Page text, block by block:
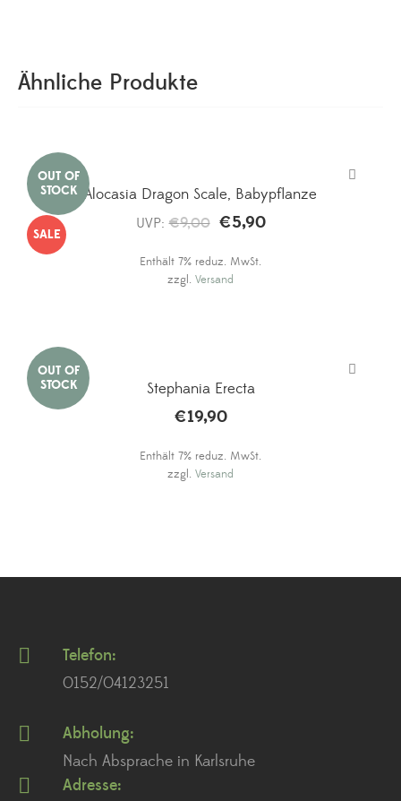
Ähnliche Produkte
SALE
Alocasia Dragon Scale, Babypflanze
UVP: €9,00 Ursprünglicher
war:
€5,90Aktueller
Enthält 7% reduz. MwSt.
zzgl. Versand
Stephania Erecta
€19,90
Enthält 7% reduz. MwSt.
zzgl. Versand
Telefon:
0152/04123251
Abholung:
Nach Absprache in Karlsruhe
Adresse: